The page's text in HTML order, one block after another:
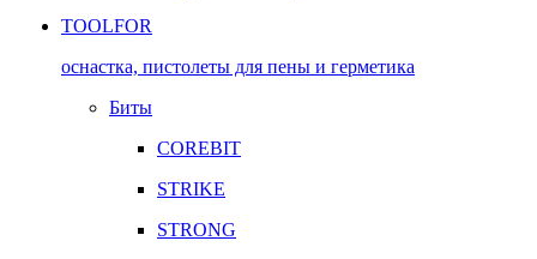
TOOLFOR
оснастка, пистолеты для пены и герметика
Биты
COREBIT
STRIKE
STRONG